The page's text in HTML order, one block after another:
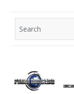
for: